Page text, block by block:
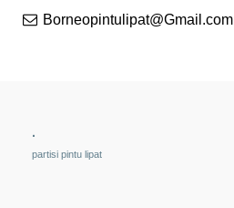
Borneopintulipat@Gmail.com
.
partisi pintu lipat